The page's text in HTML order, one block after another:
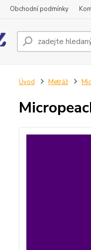
Obchodní podmínky
Úvod Metráž